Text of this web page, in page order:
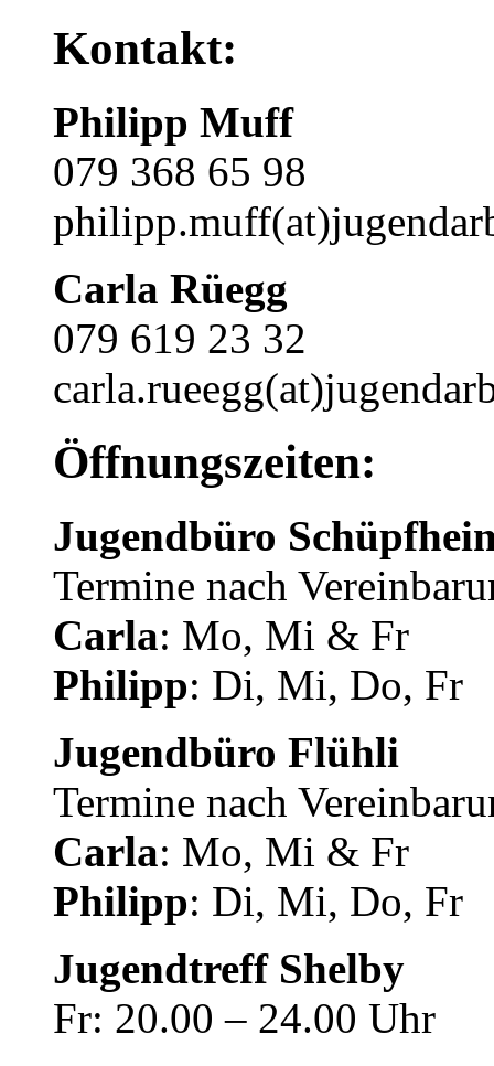
Kontakt:
Philipp Muff
079 368 65 98
Carla Rüegg
079 619 23 32
Öffnungszeiten:
Jugendbüro
Termine nach
Carla: Mo, Mi & Fr
Philipp: Di, Mi, Do, Fr
Jugendbüro Flühli
Termine nach
Carla: Mo, Mi & Fr
Philipp: Di, Mi, Do, Fr
Jugendtreff Shelby
Fr: 20.00 – 24.00 Uhr